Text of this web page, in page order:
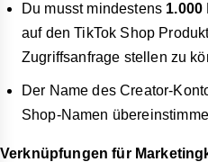
Du musst mindestens 1.000
auf den TikTok Shop
Zugriffsanfrage stellen zu
Der Name des Creator-
Shop-Namen
Verknüpfungen für